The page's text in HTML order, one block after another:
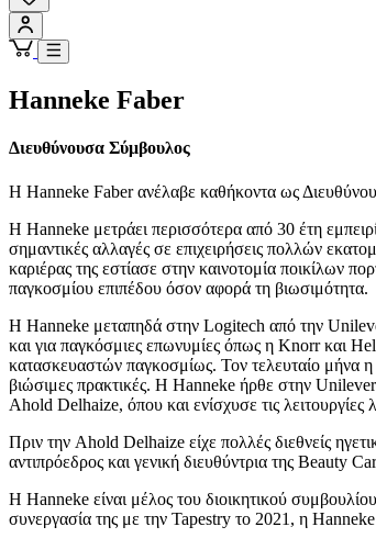
Hanneke Faber
Διευθύνουσα Σύμβουλος
Η Hanneke Faber ανέλαβε καθήκοντα ως
Η Hanneke μετράει περισσότερα από 30 έτη
σημαντικές αλλαγές σε επιχειρήσεις πολλών
καριέρας της εστίασε στην καινοτομία ποικίλων
παγκοσμίου επιπέδου όσον αφορά τη βιωσιμότητα.
Η Hanneke μεταπηδά στην Logitech από την
και για παγκόσμιες επωνυμίες όπως η Knorr και
κατασκευαστών παγκοσμίως. Τον τελευταίο μήνα
βιώσιμες πρακτικές. Η Hanneke ήρθε στην
Ahold Delhaize, όπου και ενίσχυσε τις λειτουργίες
Πριν την Ahold Delhaize είχε πολλές διεθνείς
αντιπρόεδρος και γενική διευθύντρια της Beauty
Η Hanneke είναι μέλος του διοικητικού
συνεργασία της με την Tapestry το 2021, η